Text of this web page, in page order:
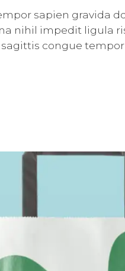
sapien gravida
nihil impedit ligula
congue